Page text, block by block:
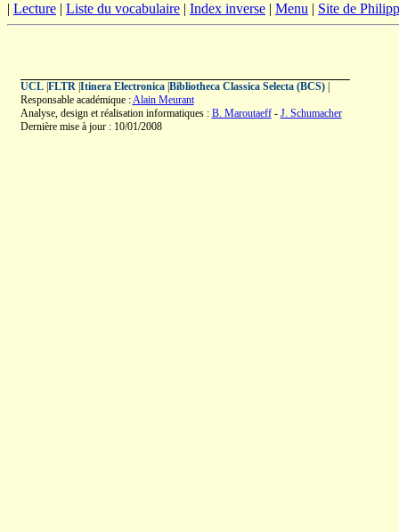
| Lecture | Liste du vocabulaire | Index inverse | Menu | Site de
UCL| FLTR| Itinera Electronica| Bibliotheca Classica Selecta (BCS)|
Responsable académique :Alain Meurant
Analyse, design et réalisation informatiques : B. Maroutaeff- J. Schumacher
Dernière mise à jour : 10/01/2008